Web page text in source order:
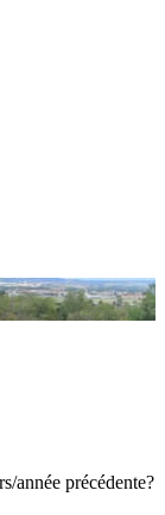
année précédente?